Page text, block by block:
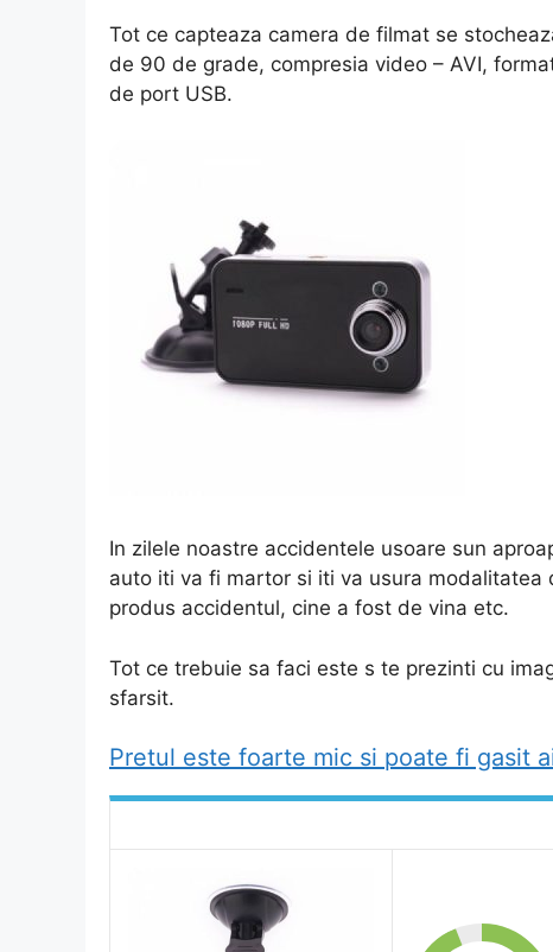
Tot ce capteaza camera de filmat se
de 90 de grade, compresia video – AVI,
de port USB.
In zilele noastre accidentele usoare sun
auto iti va fi martor si iti va usura
produs accidentul, cine a fost de vina etc.
Tot ce trebuie sa faci este s te prezinti cu
sfarsit.
Pretul este foarte mic si poate fi gasit